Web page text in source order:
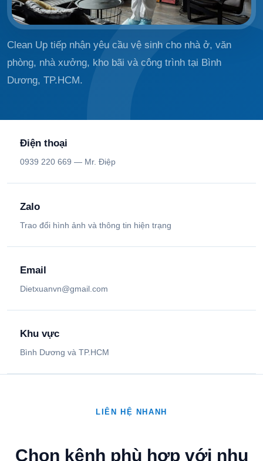
Clean Up tiếp nhận yêu cầu vệ sinh cho nhà ở, văn
phòng, nhà xưởng, kho bãi và công trình tại Bình
Dương, TP.HCM.
Điện thoại
0939 220 669 — Mr. Điệp
Zalo
Trao đổi hình ảnh và thông tin hiện trạng
Email
Dietxuanvn@gmail.com
Khu vực
Bình Dương và TP.HCM
LIÊN HỆ NHANH
Chọn kênh phù hợp với nhu